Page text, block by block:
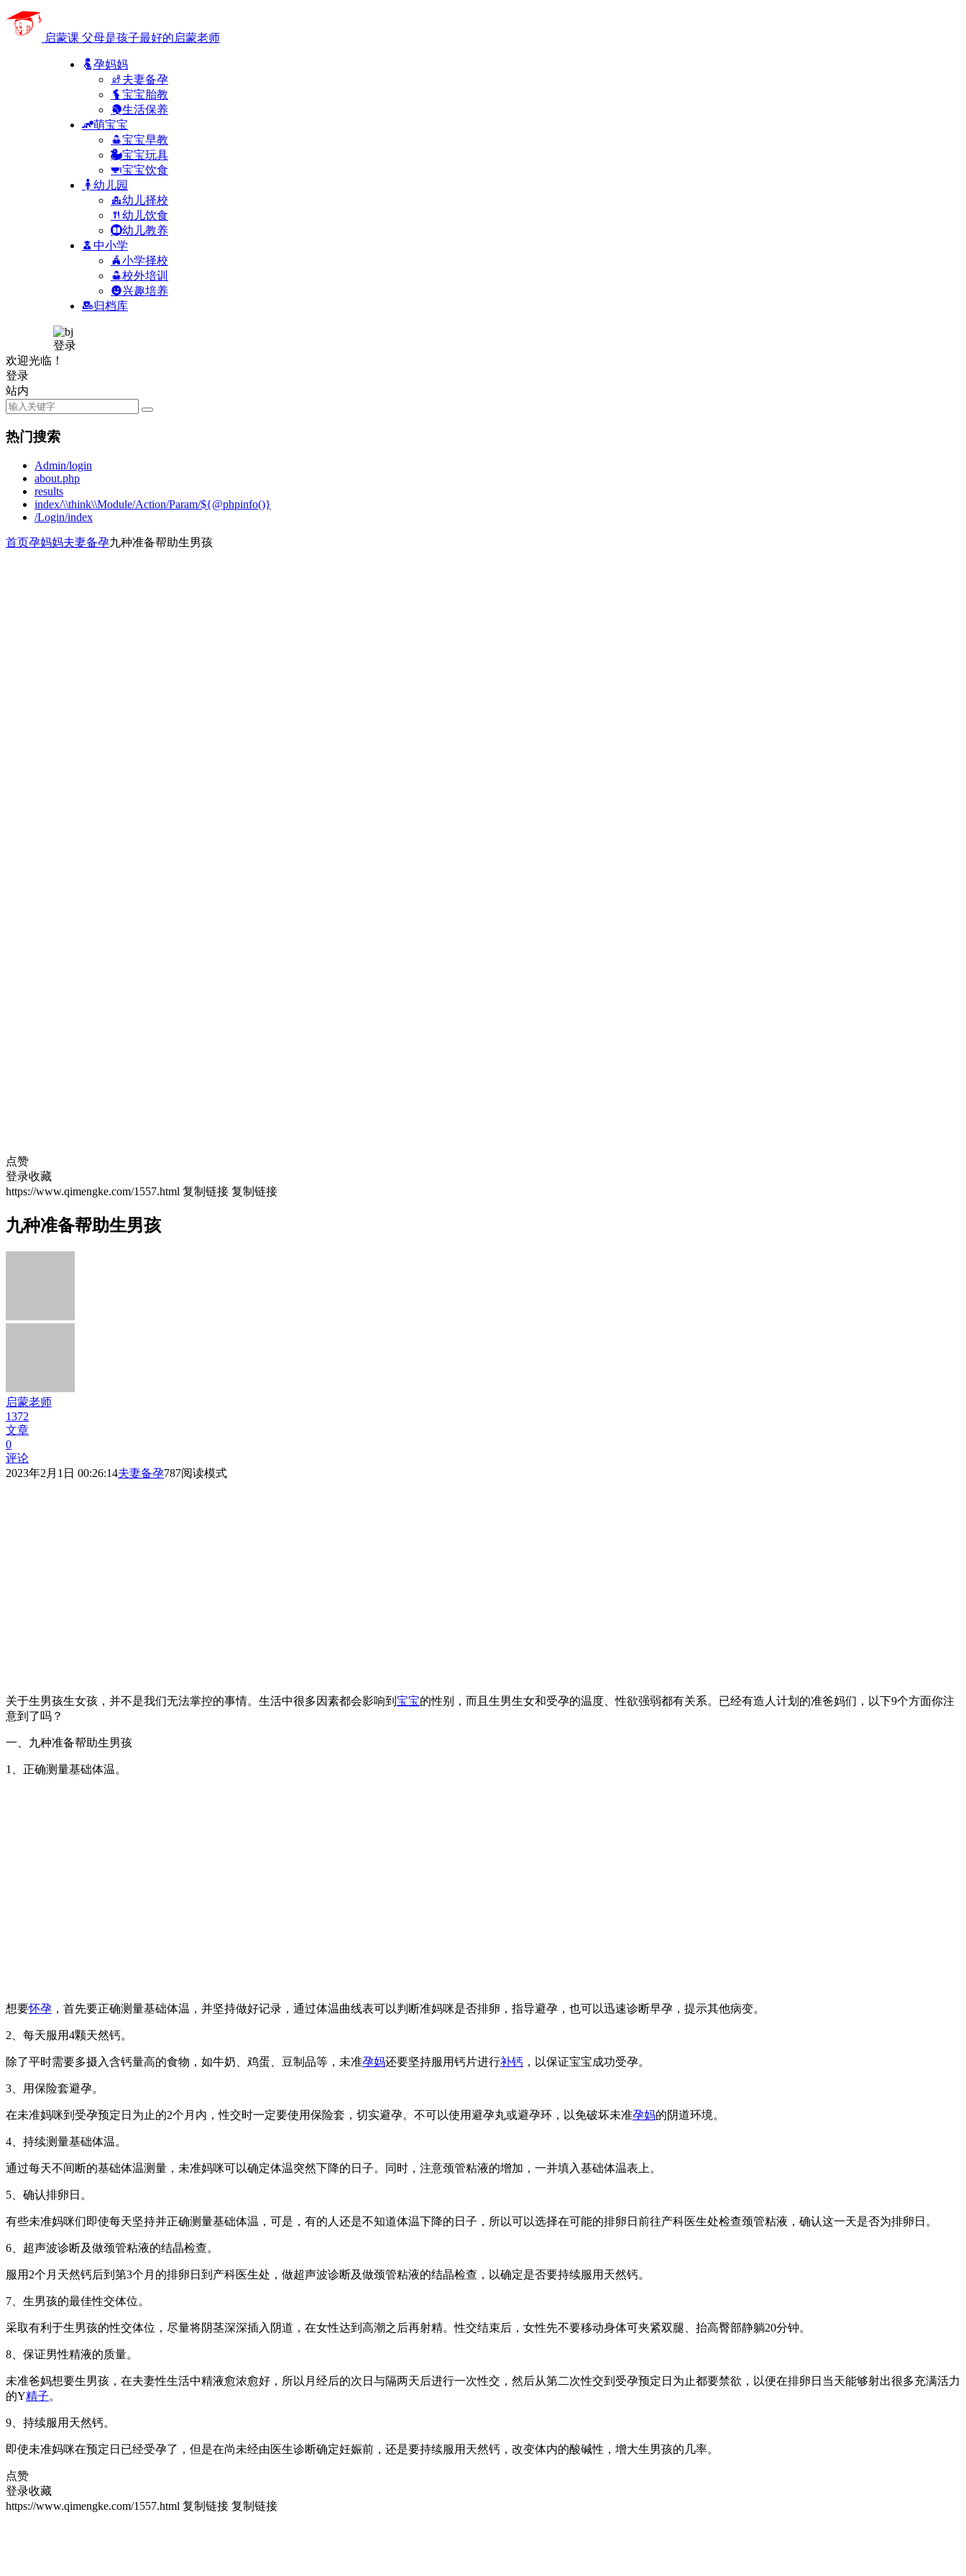
启蒙课 父母是孩子最好的启蒙老师
孕妈妈
夫妻备孕
宝宝胎教
生活保养
萌宝宝
宝宝早教
宝宝玩具
宝宝饮食
幼儿园
幼儿择校
幼儿饮食
幼儿教养
中小学
小学择校
校外培训
兴趣培养
归档库
登录
欢迎光临！
登录
站内
热门搜索
Admin/login
about.php
results
index/\\think\\Module/Action/Param/${@phpinfo()}
/Login/index
首页孕妈妈夫妻备孕九种准备帮助生男孩
点赞
登录收藏
https://www.qimengke.com/1557.html 复制链接 复制链接
九种准备帮助生男孩
启蒙老师
1372
文章
0
评论
2023年2月1日 00:26:14夫妻备孕787阅读模式
关于生男孩生女孩，并不是我们无法掌控的事情。生活中很多因素都会影响到 宝宝的性别，而且生男生女和受孕的温度、性欲强弱都有关系。已经有造人计划的准爸妈们，以下9个方面你注
意到了吗？
一、九种准备帮助生男孩
1、正确测量基础体温。
想要怀孕 ，首先要正确测量基础体温，并坚持做好记录，通过体温曲线表可以判断准妈咪是否排卵，指导避孕，也可以迅速诊断早孕，提示其他病变。
2、每天服用4颗天然钙。
除了平时需要多摄入含钙量高的食物，如牛奶、鸡蛋、豆制品等，未准孕妈还要坚持服用钙片进行补钙 ，以保证宝宝成功受孕。
3、用保险套避孕。
在未准妈咪到受孕预定日为止的2个月内，性交时一定要使用保险套，切实避孕。不可以使用避孕丸或避孕环，以免破坏未准孕妈的阴道环境。
4、持续测量基础体温。
通过每天不间断的基础体温测量，未准妈咪可以确定体温突然下降的日子。同时，注意颈管粘液的增加，一并填入基础体温表上。
5、确认排卵日。
有些未准妈咪们即使每天坚持并正确测量基础体温，可是，有的人还是不知道体温下降的日子，所以可以选择在可能的排卵日前往产科医生处检查颈管粘液，确认这一天是否为排卵日。
6、超声波诊断及做颈管粘液的结晶检查。
服用2个月天然钙后到第3个月的排卵日到产科医生处，做超声波诊断及做颈管粘液的结晶检查，以确定是否要持续服用天然钙。
7、生男孩的最佳性交体位。
采取有利于生男孩的性交体位，尽量将阴茎深深插入阴道，在女性达到高潮之后再射精。性交结束后，女性先不要移动身体可夹紧双腿、抬高臀部静躺20分钟。
8、保证男性精液的质量。
未准爸妈想要生男孩，在夫妻性生活中精液愈浓愈好，所以月经后的次日与隔两天后进行一次性交，然后从第二次性交到受孕预定日为止都要禁欲，以便在排卵日当天能够射出很多充满活力
的Y精子。
9、持续服用天然钙。
即使未准妈咪在预定日已经受孕了，但是在尚未经由医生诊断确定妊娠前，还是要持续服用天然钙，改变体内的酸碱性，增大生男孩的几率。
点赞
登录收藏
https://www.qimengke.com/1557.html 复制链接 复制链接